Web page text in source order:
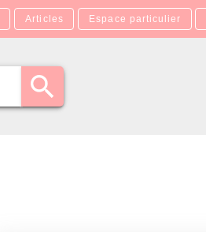
Articles Espace particulier